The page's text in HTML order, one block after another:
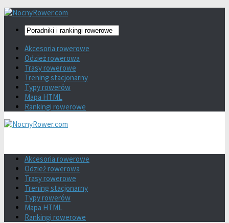
Akcesoria rowerowe
Odzież rowerowa
Trasy rowerowe
Trening stacjonarny
Typy rowerów
Mapa HTML
Rankingi rowerowe
Akcesoria rowerowe
Odzież rowerowa
Trasy rowerowe
Trening stacjonarny
Typy rowerów
Mapa HTML
Rankingi rowerowe